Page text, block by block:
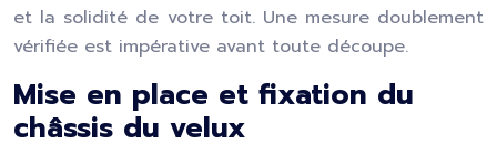
et la solidité de votre toit. Une mesure doublement
vérifiée est impérative avant toute découpe.
Mise en place et fixation du
châssis du velux